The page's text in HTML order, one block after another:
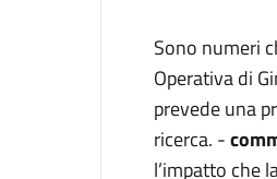
Sono numeri
Operativa di
prevede una
ricerca. -
l’impatto che